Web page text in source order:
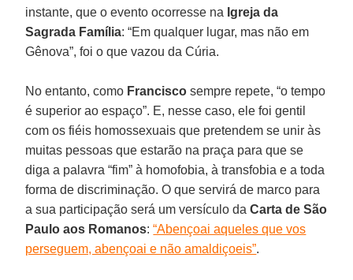
instante, que o evento ocorresse na Igreja da
Sagrada Família: “Em qualquer lugar, mas não em
Gênova”, foi o que vazou da Cúria.
No entanto, como Francisco sempre repete, “o tempo
é superior ao espaço”. E, nesse caso, ele foi gentil
com os fiéis homossexuais que pretendem se unir às
muitas pessoas que estarão na praça para que se
diga a palavra “fim” à homofobia, à transfobia e a toda
forma de discriminação. O que servirá de marco para
a sua participação será um versículo daCarta de São
Paulo aos Romanos:“Abençoai aqueles que vos
perseguem, abençoai e não amaldiçoeis”.